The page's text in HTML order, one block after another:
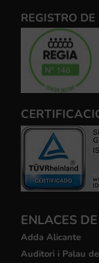
REGISTRO
ENLACES
Adda Alicante
Auditori i Palau